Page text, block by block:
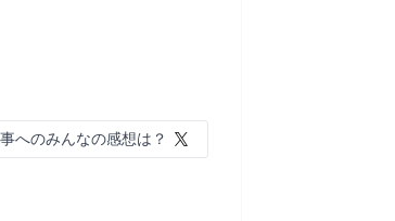
へのみんなの感想は？